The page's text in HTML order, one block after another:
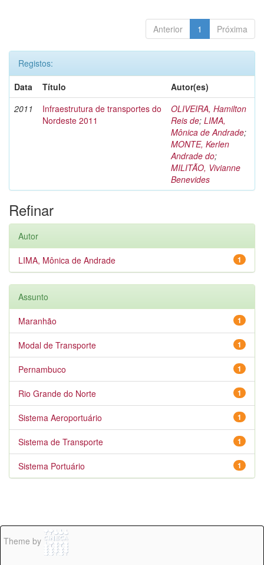
Anterior 1 Próxima
Registos:
Data
Título
Autor(es)
2011
Infraestrutura de transportes do
Nordeste 2011
OLIVEIRA, Hamilton
Reis de; LIMA,
Mônica de Andrade;
MONTE, Kerlen
Andrade do;
MILITÃO, Vivianne
Benevides
Refinar
Autor
1
LIMA, Mônica de Andrade
Assunto
1
Maranhão
1
Modal de Transporte
1
Pernambuco
1
Rio Grande do Norte
1
Sistema Aeroportuário
1
Sistema de Transporte
1
Sistema Portuário
Theme by